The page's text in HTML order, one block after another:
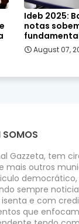
Ideb 2025:
notas
August 07,
SOMOS
Gazzeta, tem
mais outros
sempre
e com
que